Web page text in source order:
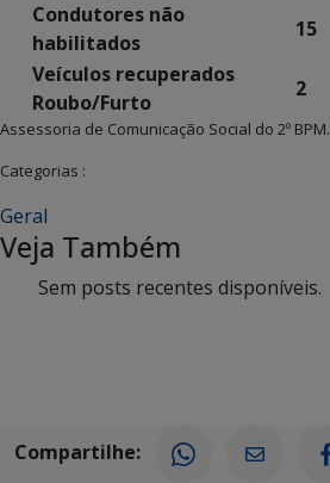
Condutores não
habilitados
15
Veículos recuperados
Roubo/Furto
2
Assessoria de Comunicação Social do 2º BPM.
Categorias :
Geral
Veja Também
Sem posts recentes disponíveis.
Compartilhe: